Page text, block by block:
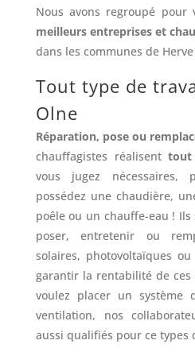
Nous avons regroupé
meilleurs entreprises et
dans les communes de
Tout type de
Olne
Réparation, pose ou
chauffagistes réalisenttout
vous jugez
possédez une chaudière,
poêle ou un chauffe-eau !
poser, entretenir ou
solaires, photovoltaïques
garantir la rentabilité de
voulez placer un système
ventilation, nos
aussi qualifiés pour ce types